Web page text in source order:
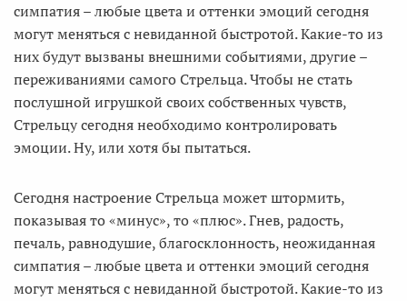
симпатия – любые цвета и оттенки эмоций сегодня
могут меняться с невиданной быстротой. Какие-то из
них будут вызваны внешними событиями, другие –
переживаниями самого Стрельца. Чтобы не стать
послушной игрушкой своих собственных чувств,
Стрельцу сегодня необходимо контролировать
эмоции. Ну, или хотя бы пытаться.
Сегодня настроение Стрельца может штормить,
показывая то «минус», то «плюс». Гнев, радость,
печаль, равнодушие, благосклонность, неожиданная
симпатия – любые цвета и оттенки эмоций сегодня
могут меняться с невиданной быстротой. Какие-то из